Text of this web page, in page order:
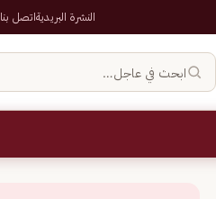
النشرة البريديةاتصل بنا
ابحث في عاجل…